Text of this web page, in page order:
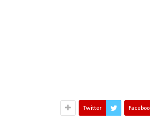
Twitter